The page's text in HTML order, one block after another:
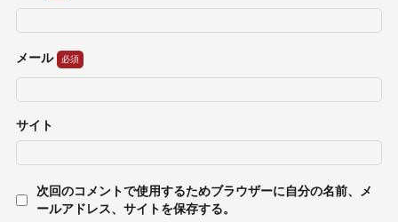
メール
サイト
次回のコメントで使用するためブラウザーに自分の名前、メ
ールアドレス、サイトを保存する。